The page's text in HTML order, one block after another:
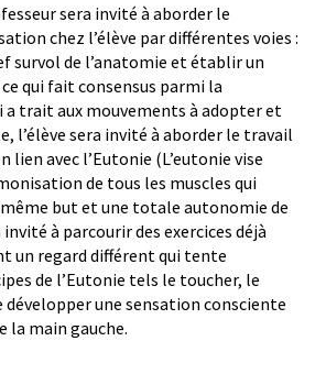
sera invité à aborder le
chez l’élève par différentes voies :
survol de l’anatomie et établir un
qui fait consensus parmi la
trait aux mouvements à adopter et
l’élève sera invité à aborder le travail
lien avec l’Eutonie (L’eutonie vise
de tous les muscles qui
but et une totale autonomie de
invité à parcourir des exercices déjà
un regard différent qui tente
de l’Eutonie tels le toucher, le
une sensation consciente
la main gauche.